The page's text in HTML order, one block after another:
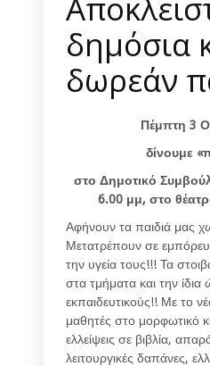
δημόσια
δωρεάν
Πέμπτη 3
δίνουμε
στο Δημοτικό
6.00 μμ, στο
Αφήνουν τα παιδιά μας
Μετατρέπουν σε
την υγεία τους!!! Τα
στα τμήματα και την
εκπαιδευτικούς!! Με το
μαθητές στο μορφωτικό
ελλείψεις σε βιβλία,
λειτουργικές δαπάνες,